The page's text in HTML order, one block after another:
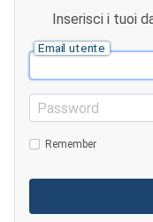
Inserisci i tuoi
Email utente
Password
Remember